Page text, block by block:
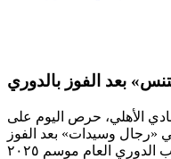
بعد الفوز بالدوري
الأهلي، حرص اليوم على
«رجال وسيدات» بعد الفوز